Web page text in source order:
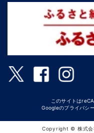
このサイトは
Googleのプライバシ
Copyright © 株式会